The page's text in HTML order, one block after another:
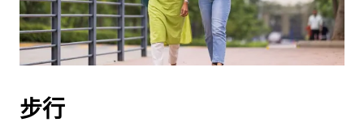
和
選
擇
日
按
步行